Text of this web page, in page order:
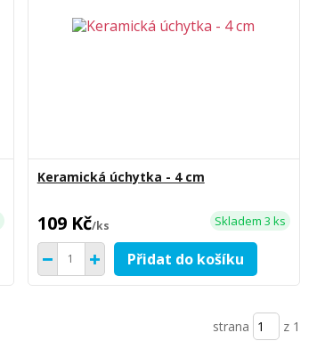
Keramická úchytka - 4 cm
109 Kč/ks Skladem 3 ks
Přidat do košíku
strana z 1